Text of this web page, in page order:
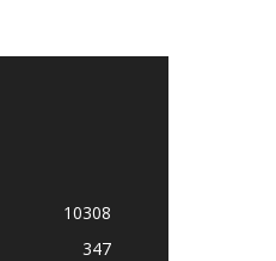
10308
347